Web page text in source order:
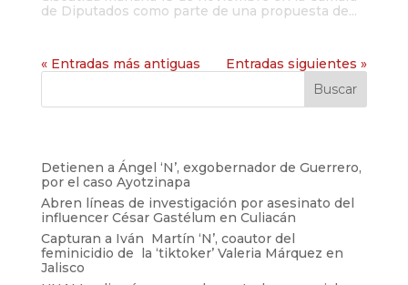
de Diputados como parte de una propuesta de...
« Entradas más antiguas Entradas siguientes »
Detienen a Ángel ‘N’, exgobernador de Guerrero,
por el caso Ayotzinapa
Abren líneas de investigación por asesinato del
influencer César Gastélum en Culiacán
Capturan a Iván Martín ‘N’, coautor del
feminicidio de la ‘tiktoker’ Valeria Márquez en
Jalisco